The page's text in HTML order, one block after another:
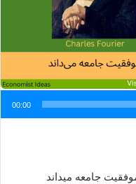
00:00
جامعه میداند